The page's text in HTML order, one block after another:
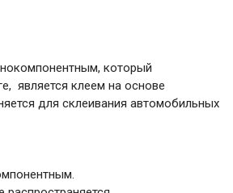
который
является клеем на основе
для склеивания автомобильных
дома и сада
и сауны